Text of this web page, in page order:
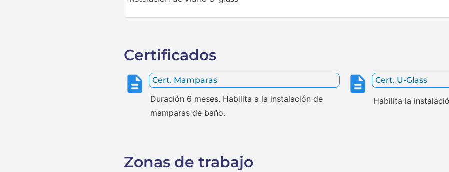
Certificados
Cert. Mamparas
Duración 6 meses. Habilita a la instalación de
mamparas de baño.
Cert. U-Glass
Habilita la
Zonas de trabajo